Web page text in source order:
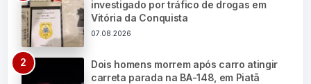
investigado por tráfico de drogas em
Vitória da Conquista
07.08.2026
Dois homens morrem após carro atingir
carreta parada na BA-148, em Piatã